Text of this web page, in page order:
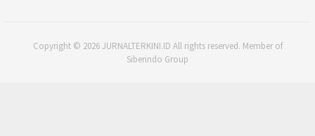
Copyright © 2026 JURNALTERKINI.ID All rights reserved. Member of
Siberindo Group